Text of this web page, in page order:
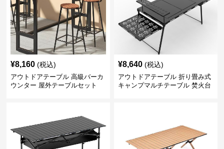
¥8,160 (税込)
アウトドアテーブル 高級バーカ
ウンター 屋外テーブルセット
¥8,640 (税込)
アウトドアテーブル 折り畳み式
キャンプマルチテーブル 焚火台